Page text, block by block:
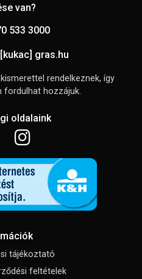
van?
533 3000
gras.hu
rendelkeznek, így
fordulhat hozzájuk.
oldalaink
tájékoztató
feltételek